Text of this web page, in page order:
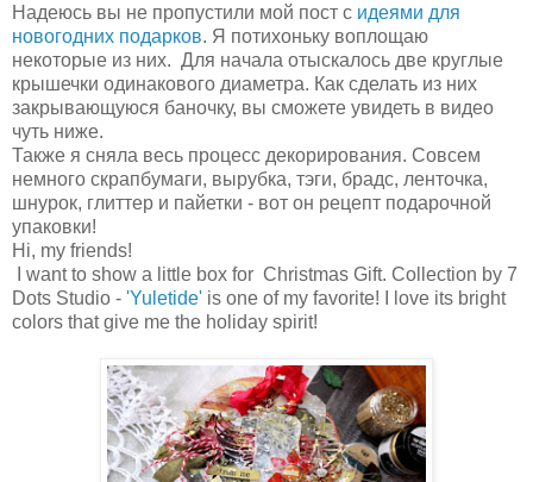
Надеюсь вы не пропустили мой пост с идеями для
новогодних подарков. Я потихоньку воплощаю
некоторые из них. Для начала отыскалось две круглые
крышечки одинакового диаметра. Как сделать из них
закрывающуюся баночку, вы сможете увидеть в видео
чуть ниже.
Также я сняла весь процесс декорирования. Совсем
немного скрапбумаги, вырубка, тэги, брадс, ленточка,
шнурок, глиттер и пайетки - вот он рецепт подарочной
упаковки!
Hi, my friends!
I want to show a little box for Christmas Gift. Collection by 7
Dots Studio - 'Yuletide' is one of my favorite! I love its bright
colors that give me the holiday spirit!